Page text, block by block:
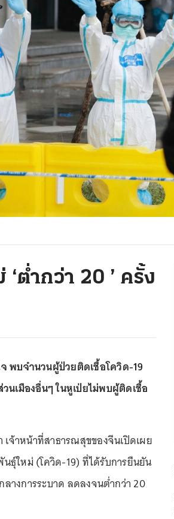
ต่ำกว่า 20 ’ ครั้ง
พบจำนวนผู้ป่วยติดเชื้อโควิด-19
นเมืองอื่นๆ ในหูเป่ยไม่พบผู้ติดเชื้อ
เจ้าหน้าที่สาธารณสุขของจีนเปิดเผย
นธุ์ใหม่ (โควิด-19) ที่ได้รับการยืนยัน
งการระบาด ลดลงจนต่ำกว่า 20